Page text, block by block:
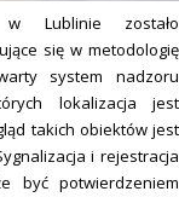
w Lublinie zostało
się w metodologię
system nadzoru
lokalizacja jest
takich obiektów jest
i rejestracja
być potwierdzeniem